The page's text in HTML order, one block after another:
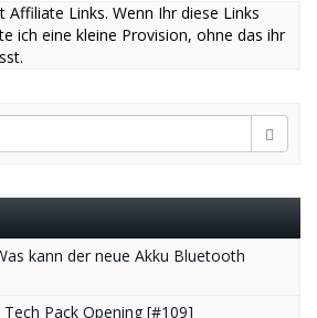
Affiliate Links. Wenn Ihr diese Links
ich eine kleine Provision, ohne das ihr
kann der neue Akku Bluetooth
Pack Opening [#109]